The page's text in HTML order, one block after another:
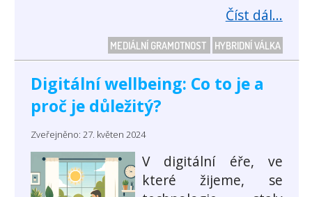
Číst dál...
MEDIÁLNÍ GRAMOTNOST HYBRIDNÍ VÁLKA
Digitální wellbeing: Co to je a
proč je důležitý?
Zveřejněno: 27. květen 2024
V digitální éře, ve
které žijeme, se